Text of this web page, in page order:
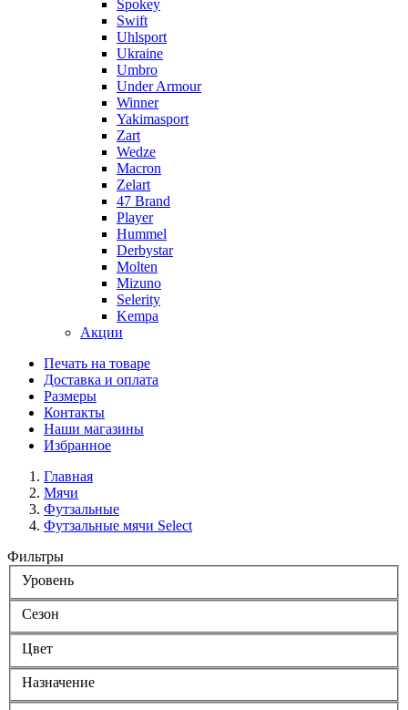
Spokey
Swift
Uhlsport
Ukraine
Umbro
Under Armour
Winner
Yakimasport
Zart
Wedze
Macron
Zelart
47 Brand
Player
Hummel
Derbystar
Molten
Mizuno
Selerity
Kempa
Акции
Печать на товаре
Доставка и оплата
Размеры
Контакты
Наши магазины
Избранное
Главная
Мячи
Футзальные
Футзальные мячи Select
Фильтры
Уровень
Сезон
Цвет
Назначение